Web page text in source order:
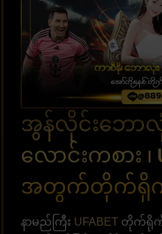
အွန်လိုင်းဘော
လောင်းကစား ၊
အတွက်တိုက်ရို
နာမည်ကြီး UFABET တိုက်ရိုက်